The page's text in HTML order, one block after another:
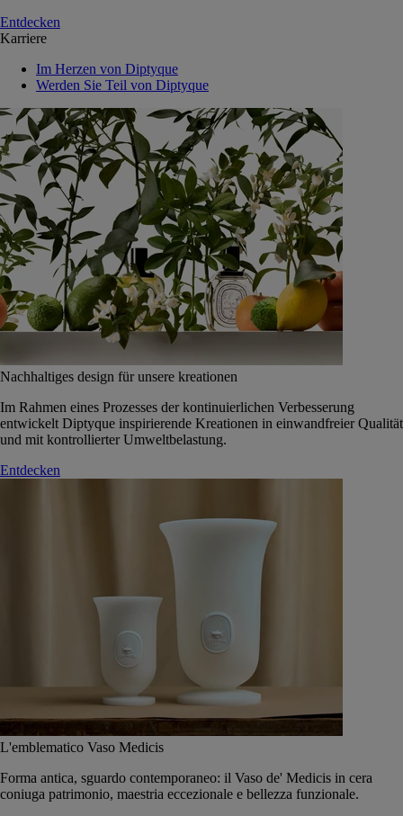
Entdecken
Karriere
Im Herzen von Diptyque
Werden Sie Teil von Diptyque
Nachhaltiges design für unsere kreationen
Im Rahmen eines Prozesses der kontinuierlichen Verbesserung
entwickelt Diptyque inspirierende Kreationen in einwandfreier Qualität
und mit kontrollierter Umweltbelastung.
Entdecken
L'emblematico Vaso Medicis
Forma antica, sguardo contemporaneo: il Vaso de' Medicis in cera
coniuga patrimonio, maestria eccezionale e bellezza funzionale.